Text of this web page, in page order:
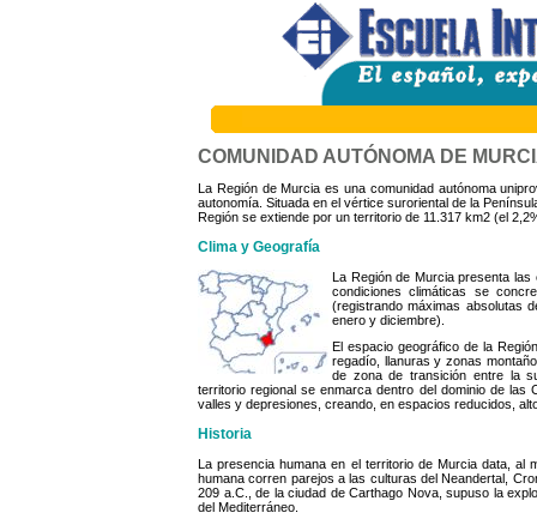
COMUNIDAD AUTÓNOMA DE
La Región de Murcia es una comunidad autónoma
autonomía. Situada en el vértice suroriental de la
Región se extiende por un territorio de 11.317 km2 (el
Clima y Geografía
La Región de Murcia presenta
condiciones climáticas se
(registrando máximas absolutas
enero y diciembre).
El espacio geográfico de la
regadío, llanuras y zonas
de zona de transición entre la
territorio regional se enmarca dentro del dominio de
valles y depresiones, creando, en espacios reducidos,
Historia
La presencia humana en el territorio de Murcia data,
humana corren parejos a las culturas del Neandertal,
209 a.C., de la ciudad de Carthago Nova, supuso la
del Mediterráneo.